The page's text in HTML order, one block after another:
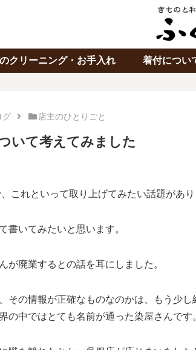
クリーニング・お手入れ 着付につい
グ 店主のひとりごと
いて考えてみました
これといって取り上げてみたい話題があり
書いてみたいと思います。
が廃業するとの話を耳にしました。
その情報が正確なものなのかは、もう少し
の中ではとても名前が通った染屋さんです